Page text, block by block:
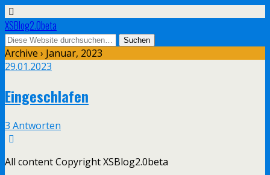
XSBlog2.0beta
Archive › Januar, 2023
29.01.2023
Eingeschlafen
3 Antworten
All content Copyright XSBlog2.0beta